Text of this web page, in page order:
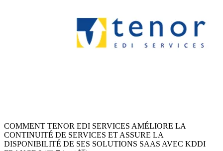
COMMENT TENOR EDI SERVICES AMÉLIORE LA
CONTINUITÉ DE SERVICES ET ASSURE LA
DISPONIBILITÉ DE SES SOLUTIONS SAAS AVEC KDDI